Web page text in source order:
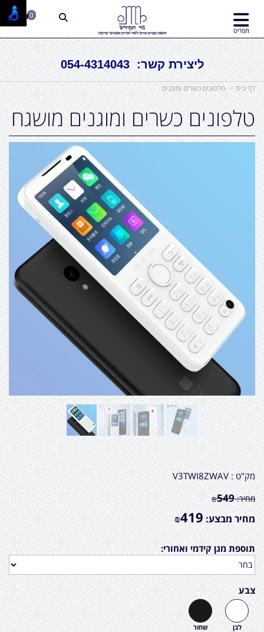
ליצירת קשר: 054-4314043
תפריט
0
דף בית טלפונים כשרים ומוגנים
טלפונים כשרים ומוגנים מושגח
מק"ט : V3TWI8ZWAV
מחיר: ₪549
מחיר מבצע: ₪419
תוספת מגן קידמי ואחורי:
צבע
לבן שחור